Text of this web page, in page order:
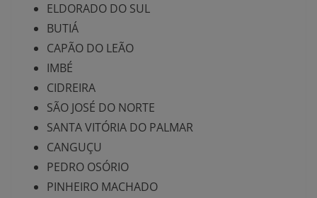
ELDORADO DO SUL
BUTIÁ
CAPÃO DO LEÃO
IMBÉ
CIDREIRA
SÃO JOSÉ DO NORTE
SANTA VITÓRIA DO PALMAR
CANGUÇU
PEDRO OSÓRIO
PINHEIRO MACHADO